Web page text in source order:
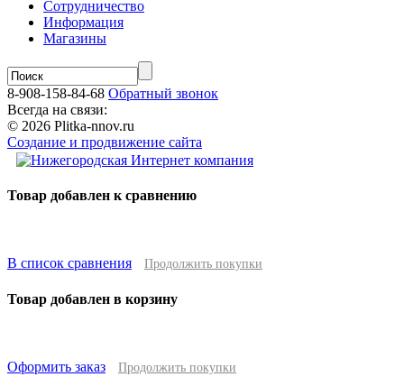
Сотрудничество
Информация
Магазины
8-908-158-84-68 Обратный звонок
Всегда на связи:
© 2026 Plitka-nnov.ru
Создание и продвижение сайта
Товар добавлен к сравнению
В список сравнения Продолжить покупки
Товар добавлен в корзину
Оформить заказ Продолжить покупки